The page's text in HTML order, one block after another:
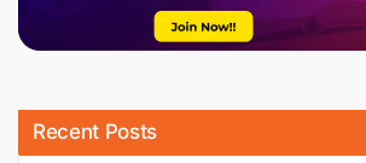
Recent Posts